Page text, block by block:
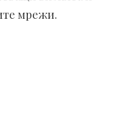
мрежи.